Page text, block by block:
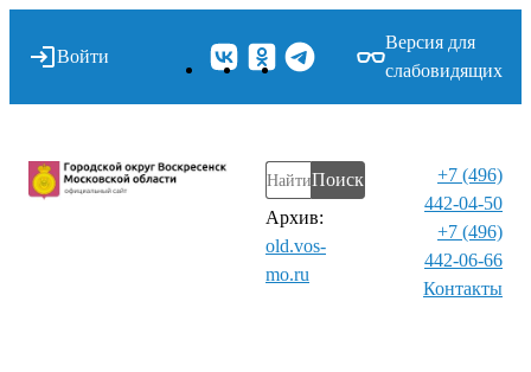
Войти
Версия для
слабовидящих
Поиск
Архив:
old.vos-
mo.ru
+7 (496)
442-04-50
+7 (496)
442-06-66
Контакты⁠